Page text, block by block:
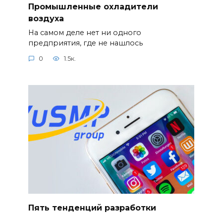
Промышленные охладители
воздуха
На самом деле нет ни одного
предприятия, где не нашлось
0 1.5к.
Пять тенденций разработки